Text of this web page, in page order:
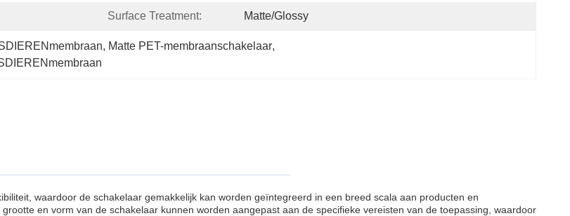
Surface Treatment: Matte/Glossy
, Matte PET-membraanschakelaar,
waardoor de schakelaar gemakkelijk kan worden geïntegreerd in een breed scala aan producten en
en vorm van de schakelaar kunnen worden aangepast aan de specifieke vereisten van de toepassing, waardoor